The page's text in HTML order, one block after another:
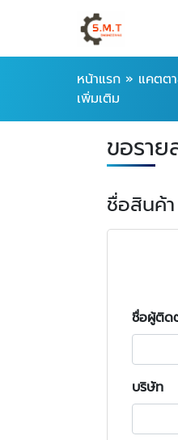
หน้าแรก » แคตต
เพิ่มเติม
ขอราย
ชื่อสินค้
ชื่อผู้ติด
บริษัท